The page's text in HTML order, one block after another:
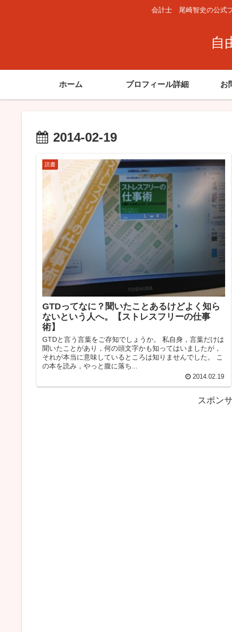
会計士 尾崎智史の公式
自
ホーム プロフィール詳細 お
2014-02-19
読書
GTDってなに？聞いたことあるけどよく知ら
ないという人へ。【ストレスフリーの仕事
術】
GTDと言う言葉をご存知でしょうか。 私自身，言葉だけは
聞いたことがあり，何の頭文字かも知ってはいましたが，
それが本当に意味しているところは知りませんでした。 こ
の本を読み，やっと腹に落ち...
2014.02.19
スポン